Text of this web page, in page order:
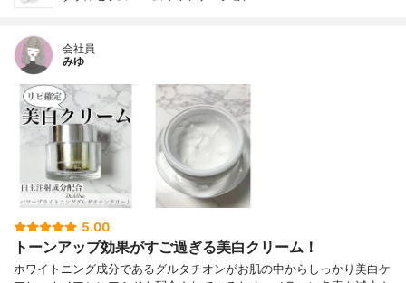
会社員
みゆ
5.00
トーンアップ効果がすご過ぎる美白クリーム！
ホワイトニング成分であるグルタチオンがお肌の中からしっかり美白ケ